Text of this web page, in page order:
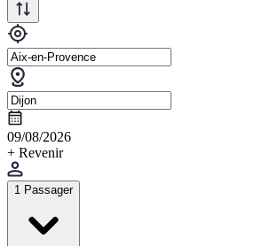
09/08/2026
+ Revenir
1 Passager